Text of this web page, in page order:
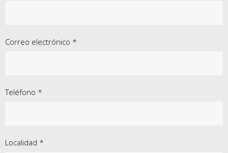
Correo electrónico *
Teléfono *
Localidad *